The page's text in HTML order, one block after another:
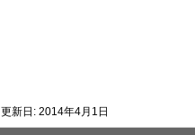
更新日: 2014年4月1日